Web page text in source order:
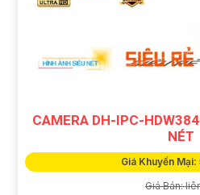
CAMERA DH-IPC-
NÉT
Giá Khuyến
Giá Bán: